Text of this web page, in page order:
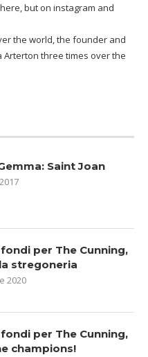
but on instagram and
the world, the founder and
Arterton three times over the
Saint Joan
per The Cunning,
stregoneria
2020
per The Cunning,
champions!